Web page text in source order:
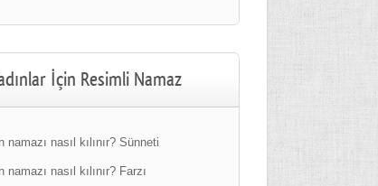
İçin Resimli Namaz
namazı nasıl kılınır? Sünneti
namazı nasıl kılınır? Farzı